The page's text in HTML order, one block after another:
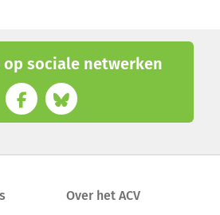
op sociale netwerken
Over het ACV